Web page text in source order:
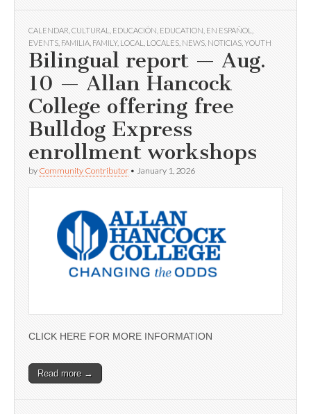
CALENDAR CULTURAL EDUCACIÓN EDUCATION EN ESPAÑOL
EVENTS FAMILIA FAMILY, LOCAL LOCALES NEWS NOTICIAS YOUTH
Bilingual report — Aug.
10 — Allan Hancock
College offering free
Bulldog Express
enrollment workshops
by Community Contributor • January 1, 2026
CLICK HERE FOR MORE INFORMATION
Read more →